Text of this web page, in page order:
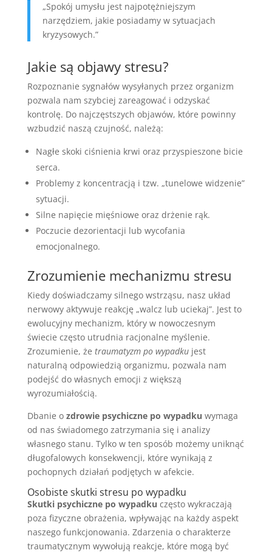
„Spokój umysłu jest najpotężniejszym
narzędziem, jakie posiadamy w sytuacjach
kryzysowych.”
Jakie są objawy stresu?
Rozpoznanie sygnałów wysyłanych przez organizm
pozwala nam szybciej zareagować i odzyskać
kontrolę. Do najczęstszych objawów, które powinny
wzbudzić naszą czujność, należą:
Nagłe skoki ciśnienia krwi oraz przyspieszone bicie
serca.
Problemy z koncentracją i tzw. „tunelowe widzenie”
sytuacji.
Silne napięcie mięśniowe oraz drżenie rąk.
Poczucie dezorientacji lub wycofania
emocjonalnego.
Zrozumienie mechanizmu stresu
Kiedy doświadczamy silnego wstrząsu, nasz układ
nerwowy aktywuje reakcję „walcz lub uciekaj”. Jest to
ewolucyjny mechanizm, który w nowoczesnym
świecie często utrudnia racjonalne myślenie.
Zrozumienie, że traumatyzm po wypadkujest
naturalną odpowiedzią organizmu, pozwala nam
podejść do własnych emocji z większą
wyrozumiałością.
Dbanie o zdrowie psychiczne po wypadku wymaga
od nas świadomego zatrzymania się i analizy
własnego stanu. Tylko w ten sposób możemy uniknąć
długofalowych konsekwencji, które wynikają z
pochopnych działań podjętych w afekcie.
Osobiste skutki stresu po wypadku
Skutki psychiczne po wypadku często wykraczają
poza fizyczne obrażenia, wpływając na każdy aspekt
naszego funkcjonowania. Zdarzenia o charakterze
traumatycznym wywołują reakcje, które mogą być